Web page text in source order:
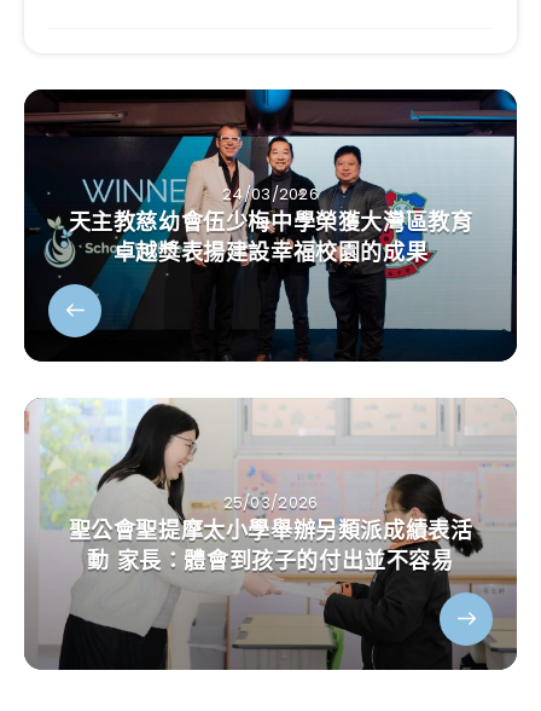
24/03/2026
天主教慈幼會伍少梅中學榮獲大灣區教育
卓越獎表揚建設幸福校園的成果
25/03/2026
聖公會聖提摩太小學舉辦另類派成績表活
動 家長：體會到孩子的付出並不容易